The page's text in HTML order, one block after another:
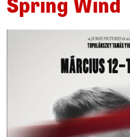
Spring Wind